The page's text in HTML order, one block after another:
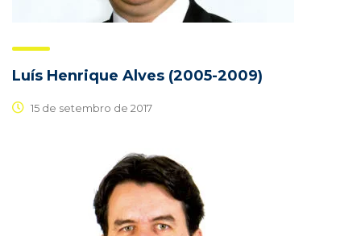
Luís Henrique Alves (2005-2009)
15 de setembro de 2017